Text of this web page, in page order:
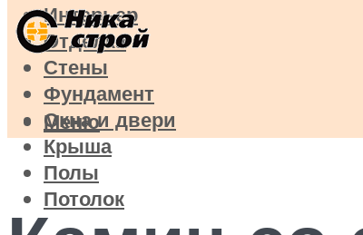
Интерьер
Отделка
Стены
Фундамент
Окна и двери
Крыша
Полы
Потолок
Меню